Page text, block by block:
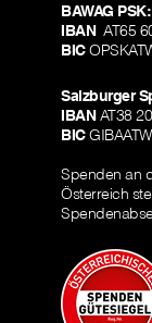
BAWAG PSK:
IBANAT65
BIC
Salzburger
IBANAT38
BIC
Spenden an
Österreich